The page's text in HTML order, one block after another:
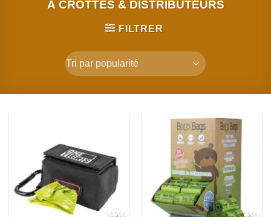
À CROTTES & DISTRIBUTEURS
FILTRER